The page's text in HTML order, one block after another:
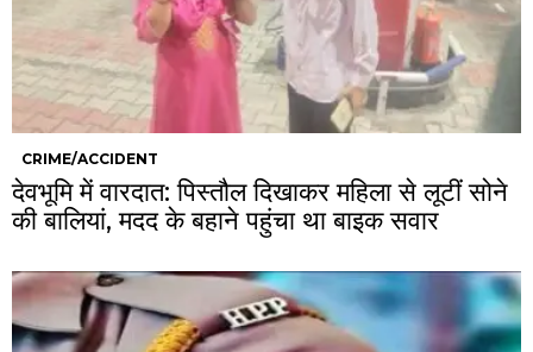
CRIME/ACCIDENT
देवभूमि में वारदात: पिस्तौल दिखाकर महिला से लूटीं सोने
की बालियां, मदद के बहाने पहुंचा था बाइक सवार